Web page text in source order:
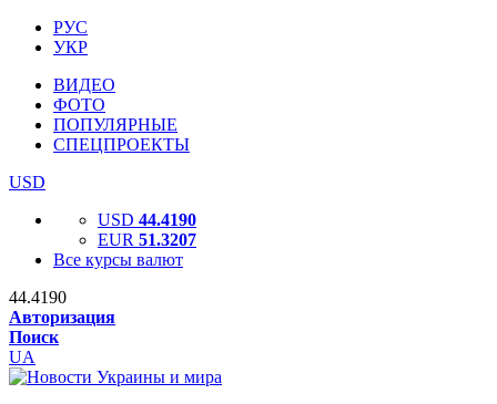
РУС
УКР
ВИДЕО
ФОТО
ПОПУЛЯРНЫЕ
СПЕЦПРОЕКТЫ
USD
USD 44.4190
EUR 51.3207
Все курсы валют
44.4190
Авторизация
Поиск
UA